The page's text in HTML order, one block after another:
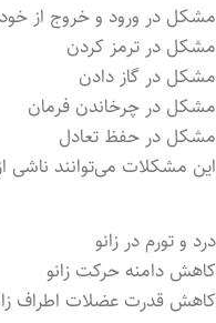
مشکل در ورود و خروج از
مشکل در ترمز کردن
مشکل در گاز دادن
مشکل در چرخاندن فرمان
مشکل در حفظ تعادل
این مشکلات می‌توانند ناشی
درد و تورم در زانو
کاهش دامنه حرکت زانو
کاهش قدرت عضلات اطراف